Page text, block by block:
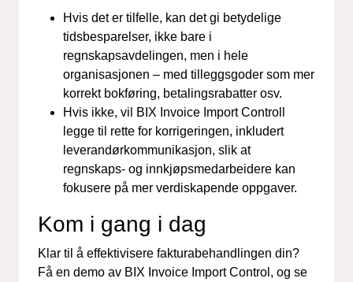
Hvis det er tilfelle, kan det gi betydelige
tidsbesparelser, ikke bare i
regnskapsavdelingen, men i hele
organisasjonen – med tilleggsgoder som mer
korrekt bokføring, betalingsrabatter osv.
Hvis ikke, vil BIX Invoice Import Controll
legge til rette for korrigeringen, inkludert
leverandørkommunikasjon, slik at
regnskaps- og innkjøpsmedarbeidere kan
fokusere på mer verdiskapende oppgaver.
Kom i gang i dag
Klar til å effektivisere fakturabehandlingen din?
Få en demo av BIX Invoice Import Control, og se